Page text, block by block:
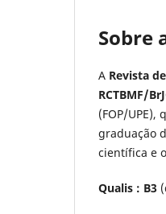
Sobre
A Revista
RCTBMF/
(FOP/
graduação
científica e
Qualis : B3